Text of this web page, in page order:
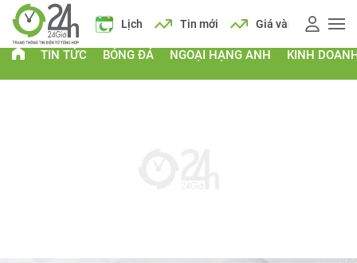
Giá xăng Lịch Tin mới Giá vàng Giá xăng
TIN TỨC BÓNG ĐÁ NGOẠI HẠNG ANH KINH